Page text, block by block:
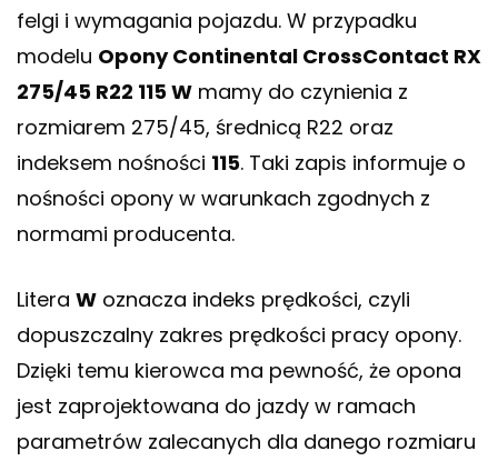
felgi i wymagania pojazdu. W przypadku
modelu Opony Continental CrossContact RX
275/45 R22 115 W mamy do czynienia z
rozmiarem 275/45, średnicą R22 oraz
indeksem nośności 115. Taki zapis informuje o
nośności opony w warunkach zgodnych z
normami producenta.
Litera W oznacza indeks prędkości, czyli
dopuszczalny zakres prędkości pracy opony.
Dzięki temu kierowca ma pewność, że opona
jest zaprojektowana do jazdy w ramach
parametrów zalecanych dla danego rozmiaru